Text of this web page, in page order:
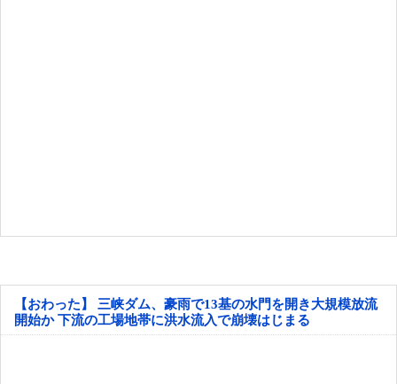
【おわった】 三峡ダム、豪雨で13基の水門を開き大規模放流
開始か 下流の工場地帯に洪水流入で崩壊はじまる